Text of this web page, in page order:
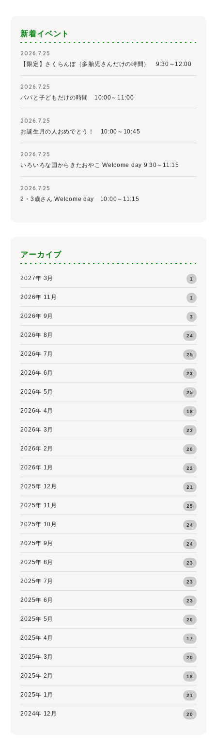
新着イベント
2026.7.25
【限定】さくらんぼ（多胎児さんだけの時間） 9:30～12:00
2026.7.25
パパと子どもだけの時間 10:00～11:00
2026.7.25
お誕生月の人おめでとう！ 10:00～10:45
2026.7.25
いろいろな国からきたおやこ Welcome day 9:30～11:15
2026.7.25
2・3歳さん Welcome day 10:00～11:15
アーカイブ
2027年 3月 1
2026年 11月 1
2026年 9月 3
2026年 8月 24
2026年 7月 25
2026年 6月 23
2026年 5月 25
2026年 4月 18
2026年 3月 23
2026年 2月 20
2026年 1月 22
2025年 12月 21
2025年 11月 25
2025年 10月 24
2025年 9月 24
2025年 8月 23
2025年 7月 23
2025年 6月 23
2025年 5月 20
2025年 4月 17
2025年 3月 20
2025年 2月 18
2025年 1月 21
2024年 12月 20